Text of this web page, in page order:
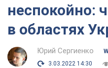
неспокойно:
в областях
Юрий Сергиенко
3.03.2022 14:30